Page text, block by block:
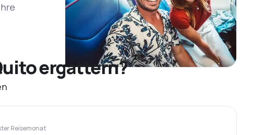
ergattern?
Reisemonat